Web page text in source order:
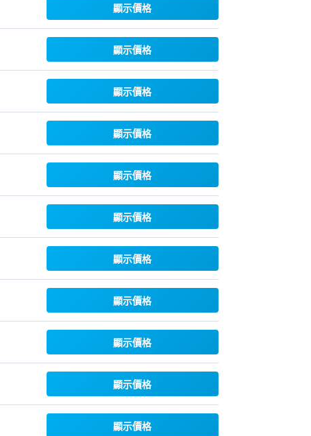
顯示價格
顯示價格
顯示價格
顯示價格
顯示價格
顯示價格
顯示價格
顯示價格
顯示價格
顯示價格
顯示價格